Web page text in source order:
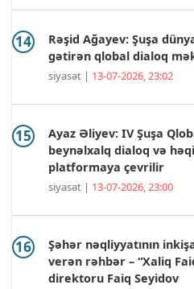
Rəşid Ağayev: Şuşa
gətirən qlobal dialoq
siyasət | 13-07-2026, 23:02
Ayaz Əliyev: IV Şuşa
beynəlxalq dialoq və
platformaya çevrilir
siyasət | 13-07-2026, 23:00
Şəhər nəqliyyatının
verən rəhbər – “Xaliq
direktoru Faiq Seyidov